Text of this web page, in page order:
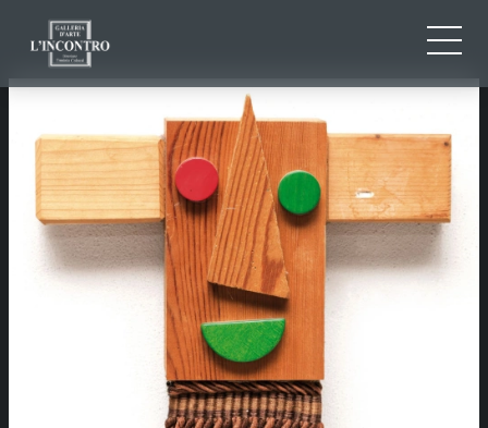
EN
FR
NEWS ED EVENTI
ARTISTI E OPERE
MOSTRE
CONTATTI